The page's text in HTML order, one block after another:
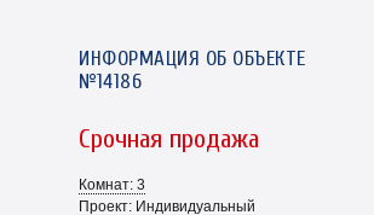
ИНФОРМАЦИЯ ОБ ОБЪЕКТЕ
№14186
Срочная продажа
Комнат: 3
Проект: Индивидуальный